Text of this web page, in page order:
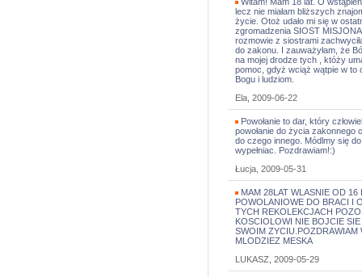
lecz nie miałam bliższych
życie. Otoż udało mi się w
zgromadzenia SIOST
rozmowie z siostrami
do zakonu. I zauważyłam, że
na mojej drodze tych , któży
pomoc, gdyż wciąż wątpie w to
Bogu i ludziom.
Ela, 2009-06-22
Powołanie to dar, który
powołanie do życia zakonnego
do czego innego. Módlmy się
wypełniac. Pozdrawiam!:)
Łucja, 2009-05-31
MAM 28LAT WLASNIE OD 16
POWOLANIOWE DO BRACI I
TYCH REKOLEKCJACH
KOSCIOLOWI NIE BOJCIE
SWOIM ZYCIU.POZDRAWIAM
MLODZIEZ MESKA
LUKASZ, 2009-05-29